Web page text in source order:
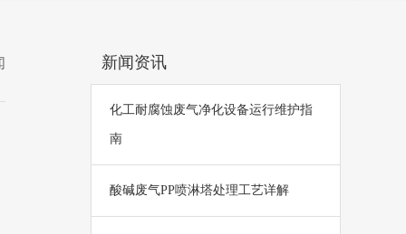
新闻资讯
化工耐腐蚀废气净化设备运行维护指
南
酸碱废气PP喷淋塔处理工艺详解